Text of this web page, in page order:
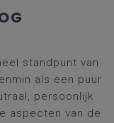
standpunt van
als een puur
persoonlijk
aspecten van de